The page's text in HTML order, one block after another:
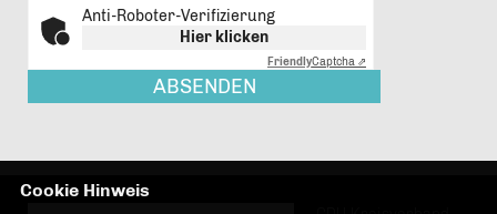
Anti-Roboter-Verifizierung
Hier klicken
FriendlyCaptcha ⇗
ABSENDEN
Cookie Hinweis